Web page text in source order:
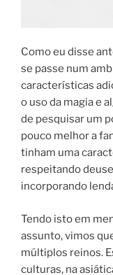
Como eu disse
se passe num
características
o uso da magia e
de pesquisar um
pouco melhor a
tinham uma
respeitando
incorporando
Tendo isto em
assunto, vimos
múltiplos reinos.
culturas, na